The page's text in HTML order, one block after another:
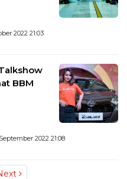
2022 21:03
BBM
2022 21:08